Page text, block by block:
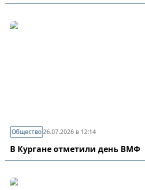
Общество26.07.2026 в 12:14
В Кургане отметили день ВМФ